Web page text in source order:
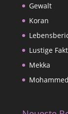
Gewalt
Koran
Lustige
Mekka
Mohammed